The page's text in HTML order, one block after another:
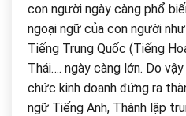
con người ngày càng phổ
ngoại ngữ của con người
Tiếng Trung Quốc (Tiếng
Thái…. ngày càng lớn. Do
chức kinh doanh đứng ra
ngữ Tiếng Anh, Thành lập